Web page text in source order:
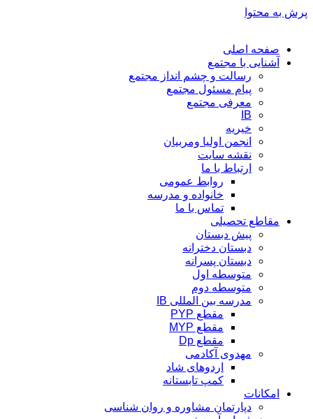
پرش به محتوا
صفحه اصلی
آشنایی با مجتمع
رسالت و چشم انداز مجتمع
پیام مسئول مجتمع
معرفی مجتمع
IB
خیریه
انجمن اولیا ومربیان
نقشه سایت
ارتباط با ما
روابط عمومی
خانواده و مدرسه
تماس با ما
مقاطع تحصیلی
پیش دبستان
دبستان دخترانه
دبستان پسرانه
متوسطه اول
متوسطه دوم
مدرسه بین المللی IB
مقطع PYP
مقطع MYP
مقطع Dp
مهدوی آکادمی
اردوهای شاد
کمپ تابستانه
امکانات
دپارتمان مشاوره و روان شناسی